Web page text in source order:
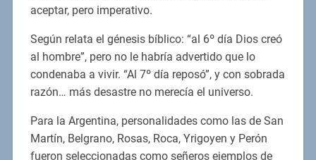
aceptar, pero imperativo.
Según relata el génesis bíblico: “al 6º día Dios creó
al hombre”, pero no le habría advertido que lo
condenaba a vivir. “Al 7º día reposó”, y con sobrada
razón… más desastre no merecía el universo.
Para la Argentina, personalidades como las de San
Martín, Belgrano, Rosas, Roca, Yrigoyen y Perón
fueron seleccionadas como señeros ejemplos de